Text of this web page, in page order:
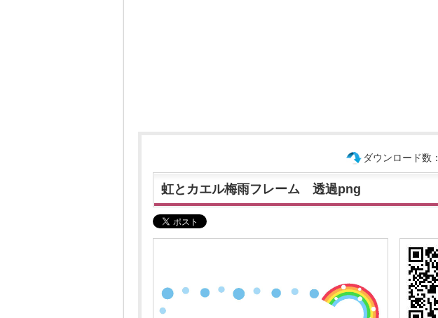
ダウンロード数：
虹とカエル梅雨フレーム 透過png